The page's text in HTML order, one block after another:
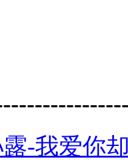
-我爱你